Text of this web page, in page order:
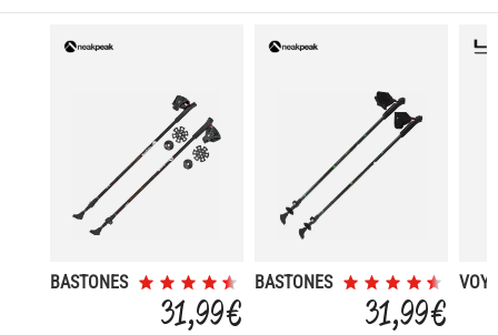
BASTONES
31,99 €
BASTONES
31,99 €